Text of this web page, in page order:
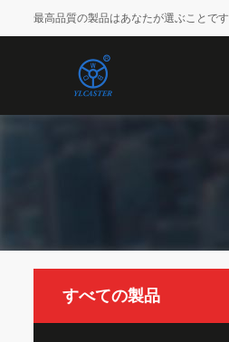
最高品質の製品はあなたが選ぶことです
すべての製品